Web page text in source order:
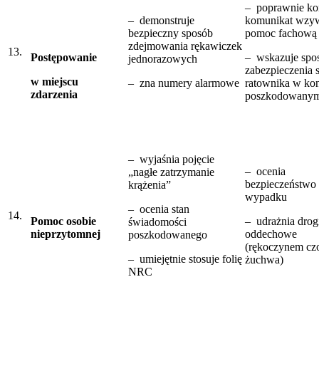
13.
Postępowanie
w miejscu
zdarzenia
– demonstruje
bezpieczny sposób
zdejmowania rękawiczek
jednorazowych
– zna numery alarmowe
– poprawnie
komunikat
pomoc fachową
– wskazuje
zabezpieczenia
ratownika w
14.
Pomoc osobie
nieprzytomnej
– wyjaśnia pojęcie
„nagłe zatrzymanie
krążenia”
– ocenia stan
świadomości
poszkodowanego
– umiejętnie stosuje folię
NRC
– ocenia
bezpieczeństwo
wypadku
– udrażnia
oddechowe
(rękoczynem
żuchwa)